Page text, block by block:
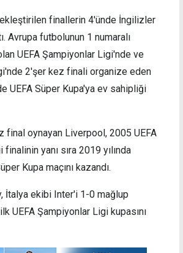
finallerin 4'ünde İngilizler
Avrupa futbolunun 1 numaralı
UEFA Şampiyonlar Ligi'nde ve
2'şer kez finali organize eden
UEFA Süper Kupa'ya ev sahipliği
final oynayan Liverpool, 2005 UEFA
yanı sıra 2019 yılında
Kupa maçını kazandı.
İtalya ekibi Inter'i 1-0 mağlup
UEFA Şampiyonlar Ligi kupasını